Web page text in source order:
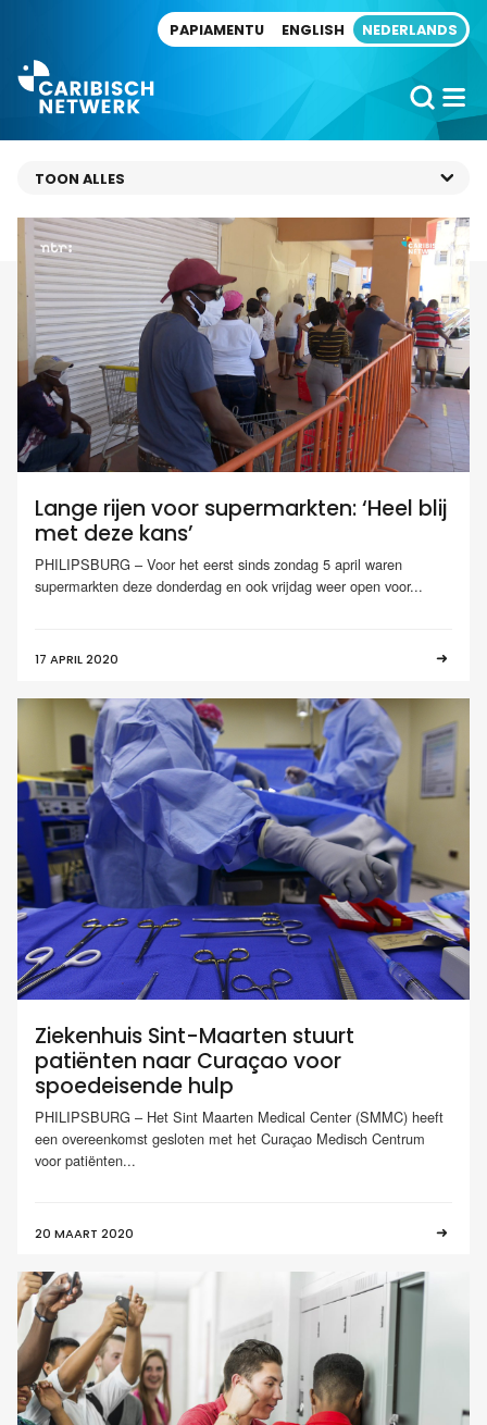
PAPIAMENTU ENGLISH NEDERLANDS
Lange rijen voor supermarkten: ‘Heel blij
met deze kans’
PHILIPSBURG – Voor het eerst sinds zondag 5 april waren
supermarkten deze donderdag en ook vrijdag weer open voor...
17 APRIL 2020
Ziekenhuis Sint-Maarten stuurt
patiënten naar Curaçao voor
spoedeisende hulp
PHILIPSBURG – Het Sint Maarten Medical Center (SMMC) heeft
een overeenkomst gesloten met het Curaçao Medisch Centrum
voor patiënten...
20 MAART 2020